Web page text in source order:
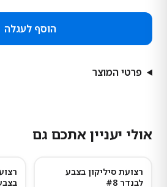
הוסף לעגלה
פרטי המוצר
אולי יעניין אתכם גם
רצועת סיליקון בצבע
לבנדר #8